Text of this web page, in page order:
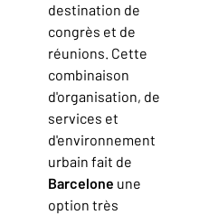
destination de
congrès et de
réunions. Cette
combinaison
d'organisation, de
services et
d'environnement
urbain fait de
Barcelone une
option très